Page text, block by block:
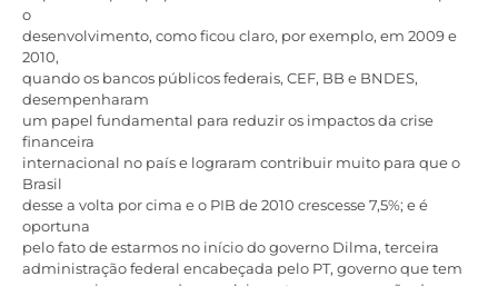
o
desenvolvimento, como ficou claro, por exemplo, em 2009 e
2010,
quando os bancos públicos federais, CEF, BB e BNDES,
desempenharam
um papel fundamental para reduzir os impactos da crise
financeira
internacional no país e lograram contribuir muito para que o
Brasil
desse a volta por cima e o PIB de 2010 crescesse 7,5%; e é
oportuna
pelo fato de estarmos no início do governo Dilma, terceira
administração federal encabeçada pelo PT, governo que tem